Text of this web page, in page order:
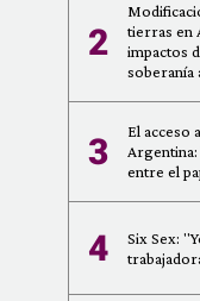
2
tierras en
impactos
soberanía
3
El acceso
Argentina:
entre el
4
Six Sex: